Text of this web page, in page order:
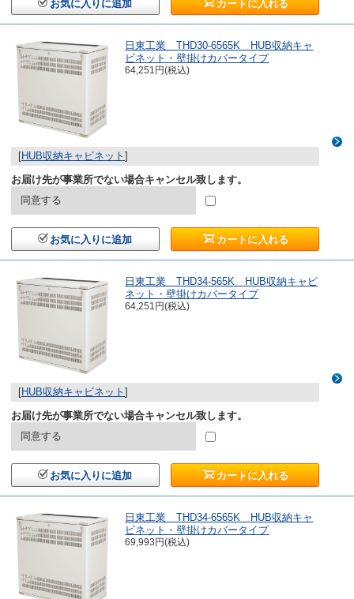
お気に入りに追加 カートに入れる
日東工業 THD30-6565K HUB収納キャ
ビネット・壁掛けカバータイプ
64,251円(税込)
[HUB収納キャビネット ]
お届け先が事業所でない場合キャンセル致します。
同意する
お気に入りに追加 カートに入れる
日東工業 THD34-565K HUB収納キャビ
ネット・壁掛けカバータイプ
64,251円(税込)
[HUB収納キャビネット ]
お届け先が事業所でない場合キャンセル致します。
同意する
お気に入りに追加 カートに入れる
日東工業 THD34-6565K HUB収納キャ
ビネット・壁掛けカバータイプ
69,993円(税込)